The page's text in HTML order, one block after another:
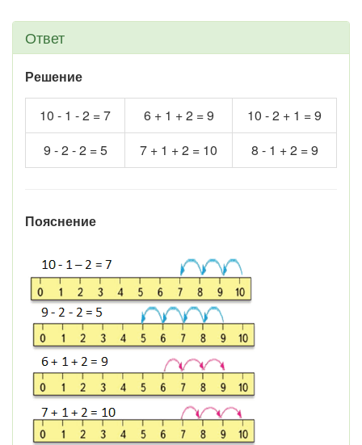
Ответ
Решение
10 - 1 - 2 = 7 6 + 1 + 2 = 9
10 - 2 + 1 = 9
9 - 2 - 2 = 5
7 + 1 + 2 = 10 8 - 1 + 2 = 9
Пояснение